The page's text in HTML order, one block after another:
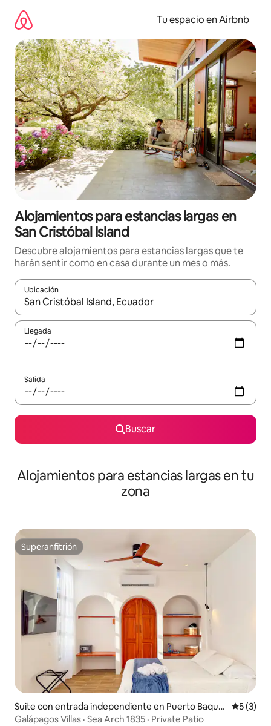
contenido
Tu espacio en Airbnb
Alojamientos para estancias largas en
San Cristóbal Island
Descubre alojamientos para estancias largas que te
harán sentir como en casa durante un mes o más.
Ubicación
Cuando los resultados estén disponibles, podrás navegar
Llegada
Salida
Buscar
Alojamientos para estancias largas en tu
zona
Superanfitrión
Superanfitrión
Suite con entrada independiente en Puerto Baque
rizo Moreno
5 (3)
Galápagos Villas · Sea Arch 1835 · Private Patio